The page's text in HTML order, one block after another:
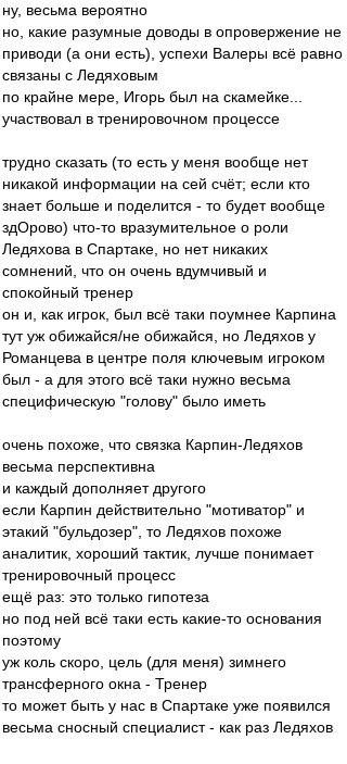
ну, весьма вероятно
но, какие разумные доводы в опровержение не
приводи (а они есть), успехи Валеры всё равно
связаны с Ледяховым
по крайне мере, Игорь был на скамейке...
участвовал в тренировочном процессе
трудно сказать (то есть у меня вообще нет
никакой информации на сей счёт; если кто
знает больше и поделится - то будет вообще
здОрово) что-то вразумительное о роли
Ледяхова в Спартаке, но нет никаких
сомнений, что он очень вдумчивый и
спокойный тренер
он и, как игрок, был всё таки поумнее Карпина
тут уж обижайся/не обижайся, но Ледяхов у
Романцева в центре поля ключевым игроком
был - а для этого всё таки нужно весьма
специфическую "голову" было иметь
очень похоже, что связка Карпин-Ледяхов
весьма перспективна
и каждый дополняет другого
если Карпин действительно "мотиватор" и
этакий "бульдозер", то Ледяхов похоже
аналитик, хороший тактик, лучше понимает
тренировочный процесс
ещё раз: это только гипотеза
но под ней всё таки есть какие-то основания
поэтому
уж коль скоро, цель (для меня) зимнего
трансферного окна - Тренер
то может быть у нас в Спартаке уже появился
весьма сносный специалист - как раз Ледяхов